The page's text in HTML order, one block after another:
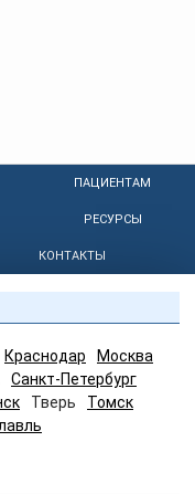
ПАЦИЕНТАМ
РЕСУРСЫ
КОНТАКТЫ
Краснодар
Москва
Санкт-Петербург
Тверь
Томск